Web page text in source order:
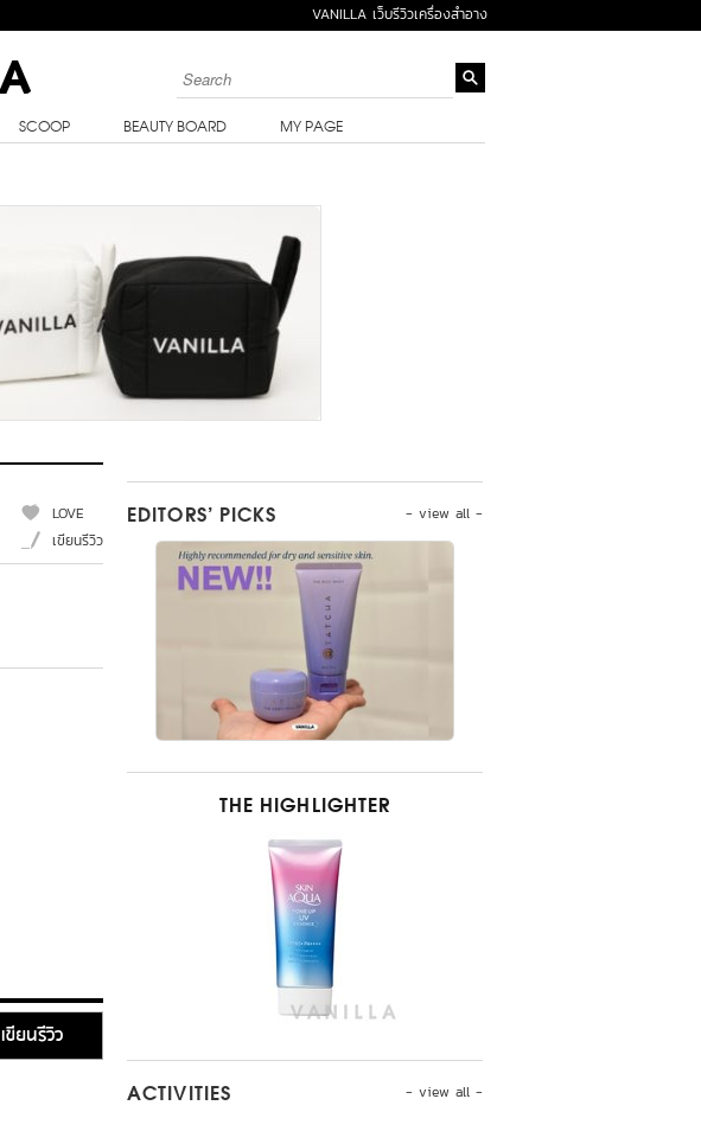
VANILLA เว็บรีวิวเครื่องสำอาง
SCOOP BEAUTY BOARD MY PAGE
LOVE
เขียนรีวิว
เขียนรีวิว
- view all -
EDITORS’ PICKS
THE HIGHLIGHTER
- view all -
ACTIVITIES